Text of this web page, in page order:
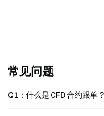
常见问题
Q1：什么是 CFD 合约跟单？